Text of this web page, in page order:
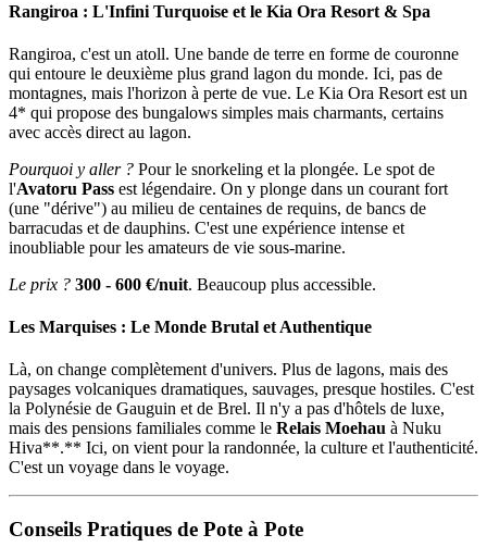
Rangiroa : L'Infini Turquoise et le Kia Ora Resort & Spa
Rangiroa, c'est un atoll. Une bande de terre en forme de couronne
qui entoure le deuxième plus grand lagon du monde. Ici, pas de
montagnes, mais l'horizon à perte de vue. Le Kia Ora Resort est un
4* qui propose des bungalows simples mais charmants, certains
avec accès direct au lagon.
Pourquoi y aller ? Pour le snorkeling et la plongée. Le spot de
l'Avatoru Pass est légendaire. On y plonge dans un courant fort
(une "dérive") au milieu de centaines de requins, de bancs de
barracudas et de dauphins. C'est une expérience intense et
inoubliable pour les amateurs de vie sous-marine.
Le prix ? 300 - 600 €/nuit. Beaucoup plus accessible.
Les Marquises : Le Monde Brutal et Authentique
Là, on change complètement d'univers. Plus de lagons, mais des
paysages volcaniques dramatiques, sauvages, presque hostiles. C'est
la Polynésie de Gauguin et de Brel. Il n'y a pas d'hôtels de luxe,
mais des pensions familiales comme le Relais Moehau à Nuku
Hiva**.** Ici, on vient pour la randonnée, la culture et l'authenticité.
C'est un voyage dans le voyage.
Conseils Pratiques de Pote à Pote